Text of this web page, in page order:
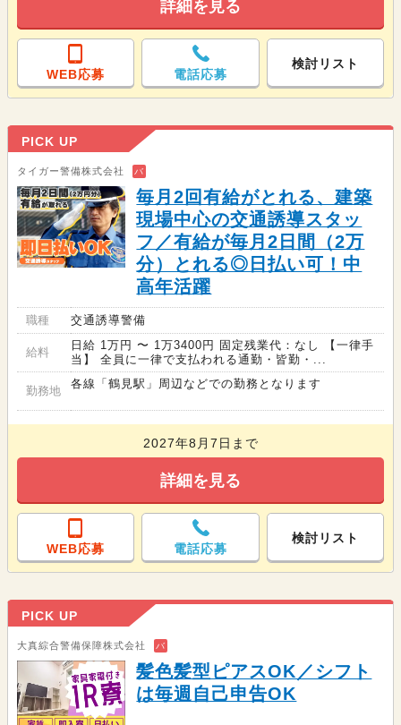
詳細を見る
WEB応募 電話応募
検討リスト
PICK UP
タイガー警備株式会社 バ
毎月2回有給がとれる、建築
現場中心の交通誘導スタッ
フ／有給が毎月2日間（2万
分）とれる◎日払い可！中
高年活躍
職種 交通誘導警備
給料
日給 1万円 〜 1万3400円 固定残業代：なし 【一律手
当】 全員に一律で支払われる通勤・皆勤・...
勤務地
各線「鶴見駅」周辺などでの勤務となります
2027年8月7日まで
詳細を見る
WEB応募 電話応募
検討リスト
PICK UP
大真綜合警備保障株式会社 バ
髪色髪型ピアスOK／シフト
は毎週自己申告OK